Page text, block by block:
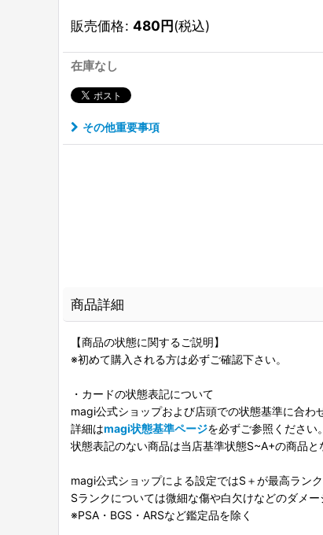
販売価格: 480円(税込)
在庫なし
その他重要事項
商品詳細
【商品の状態に関するご説明】
※初めて購入される方は必ずご確認下さい。
・カードの状態表記について
magi公式ショップおよび店頭での状態基準に合わ
詳細はmagi状態基準ページを必ずご参照ください。
状態表記のない商品は当店基準状態S~A+の商品と
magi公式ショップによる設定ではS＋が最高ランク
Sランクについては微細な傷や白欠けなどのダメー
※PSA・BGS・ARSなど鑑定品を除く